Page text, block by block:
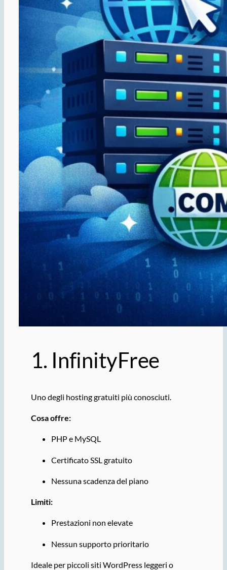
1. InfinityFree
Uno degli hosting gratuiti più conosciuti.
Cosa offre:
PHP e MySQL
Certificato SSL gratuito
Nessuna scadenza del piano
Limiti:
Prestazioni non elevate
Nessun supporto prioritario
Ideale per piccoli siti WordPress leggeri o